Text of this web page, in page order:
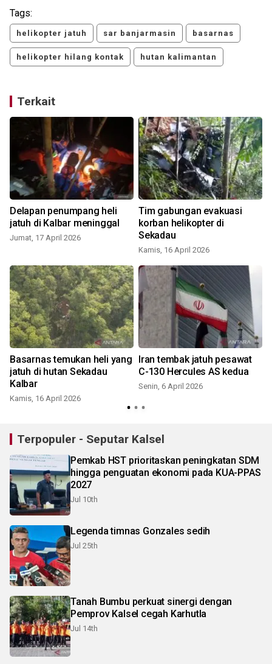
Tags:
helikopter jatuh sar banjarmasin basarnas
helikopter hilang kontak hutan kalimantan
Terkait
Delapan penumpang heli
jatuh di Kalbar meninggal
Jumat, 17 April 2026
Tim gabungan evakuasi
korban helikopter di
Sekadau
Kamis, 16 April 2026
Basarnas temukan heli yang
jatuh di hutan Sekadau
Kalbar
Kamis, 16 April 2026
Iran tembak jatuh pesawat
C-130 Hercules AS kedua
Senin, 6 April 2026
Terpopuler - Seputar Kalsel
Pemkab HST prioritaskan peningkatan SDM
hingga penguatan ekonomi pada KUA-PPAS
2027
Jul 10th
Legenda timnas Gonzales sedih
Jul 25th
Tanah Bumbu perkuat sinergi dengan
Pemprov Kalsel cegah Karhutla
Jul 14th